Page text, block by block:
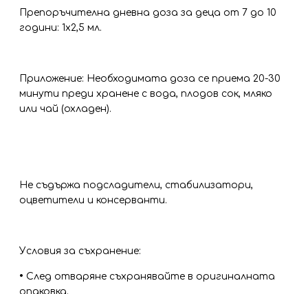
Препоръчителна дневна доза за деца от 7 до 10
години: 1х2,5 мл.
Приложение: Необходимата доза се приема 20-30
минути преди хранене с вода, плодов сок, мляко
или чай (охладен).
Не съдържа подсладители, стабилизатори,
оцветители и консерванти.
Условия за съхранение:
• След отваряне съхранявайте в оригиналната
опаковка.